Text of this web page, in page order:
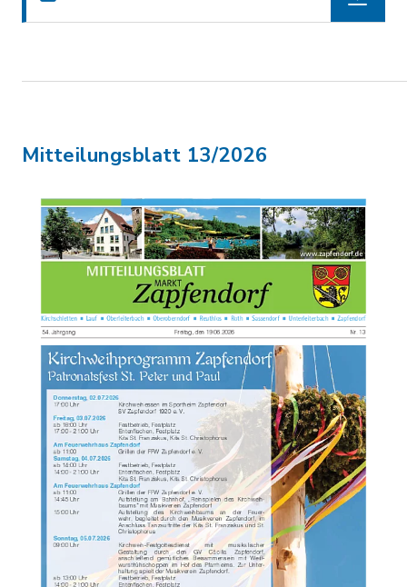
Mitteilungsblatt 13/2026